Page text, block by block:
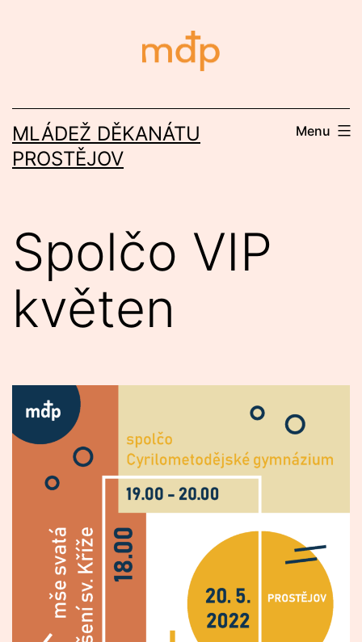
MLÁDEŽ DĚKANÁTU
PROSTĚJOV
Menu
Spolčo VIP
květen